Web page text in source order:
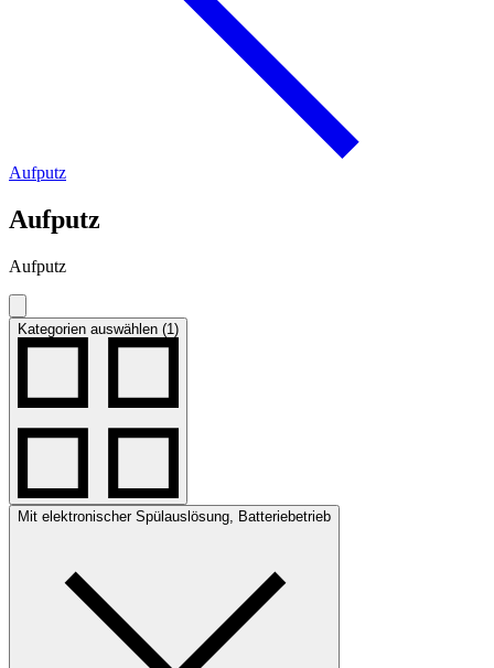
Aufputz
Aufputz
Aufputz
Kategorien auswählen (1)
Mit elektronischer Spülauslösung, Batteriebetrieb